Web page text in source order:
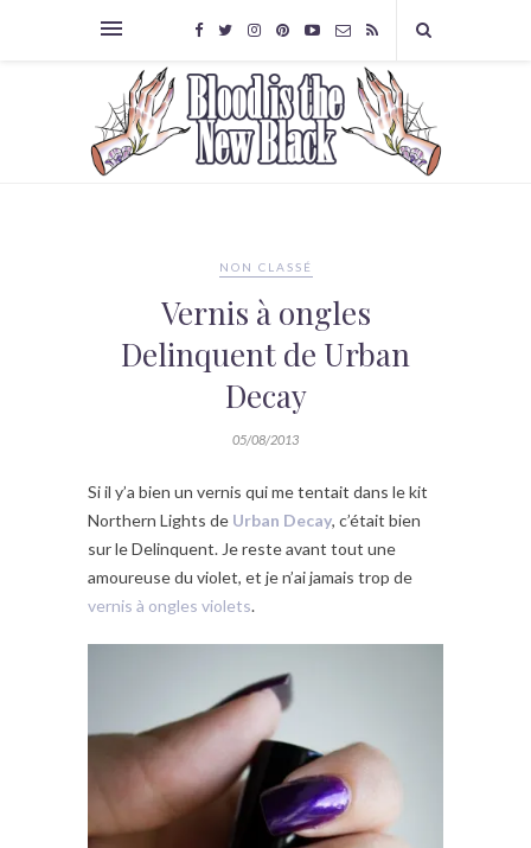
NON CLASSÉ
Vernis à ongles
Delinquent de Urban
Decay
05/08/2013
Si il y’a bien un vernis qui me tentait dans le kit
Northern Lights de Urban Decay, c’était bien
sur le Delinquent. Je reste avant tout une
amoureuse du violet, et je n’ai jamais trop de
vernis à ongles violets.